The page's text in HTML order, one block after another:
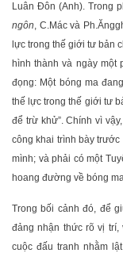
Luân Đôn (Anh). Trong
ngôn, C.Mác và
lực trong thế giới tư bản
hình thành và ngày một
đọng: Một bóng ma
thế lực trong thế giới tư
để trừ khử”. Chính vì
công khai trình bày
mình; và phải có một
hoang đường về bóng
Trong bối cảnh đó, để
đảng nhận thức rõ vị trí,
cuộc đấu tranh nhằm